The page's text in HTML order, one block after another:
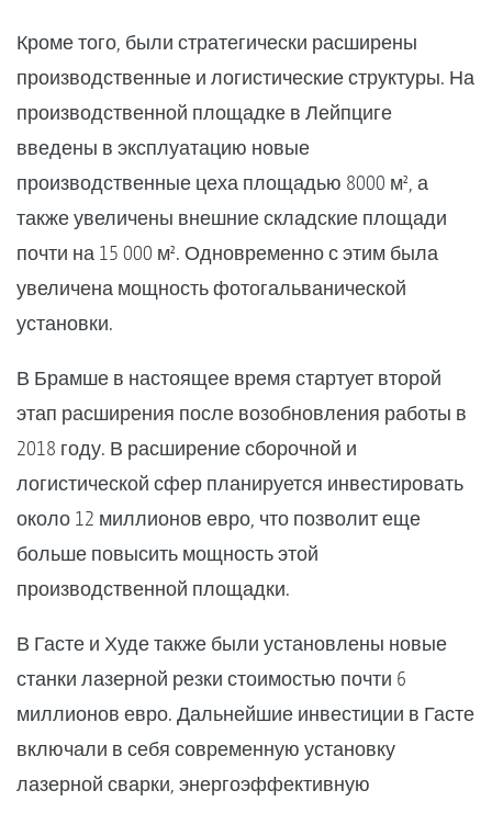
Кроме того, были стратегически расширены
производственные и логистические структуры. На
производственной площадке в Лейпциге
введены в эксплуатацию новые
производственные цеха площадью 8000 м², а
также увеличены внешние складские площади
почти на 15 000 м². Одновременно с этим была
увеличена мощность фотогальванической
установки.
В Брамше в настоящее время стартует второй
этап расширения после возобновления работы в
2018 году. В расширение сборочной и
логистической сфер планируется инвестировать
около 12 миллионов евро, что позволит еще
больше повысить мощность этой
производственной площадки.
В Гасте и Худе также были установлены новые
станки лазерной резки стоимостью почти 6
миллионов евро. Дальнейшие инвестиции в Гасте
включали в себя современную установку
лазерной сварки, энергоэффективную